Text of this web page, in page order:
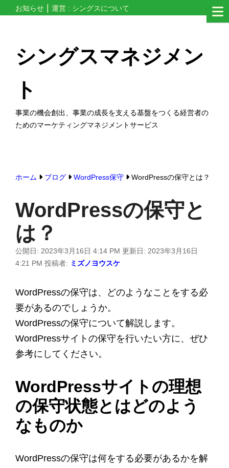
お知らせ 運営 : シングスについて
シングスマネジメン
ト
事業の機会創出、事業の成長を支える基盤をつくる経営者の
ためのマーケティングマネジメントサービス
ホーム ブログ WordPress保守 WordPressの保守とは？
WordPressの保守と
は？
公開日: 2023年3月16日 4:14 PM 更新日: 2023年3月16日
4:21 PM 投稿者: ミズノヨウスケ
WordPressの保守は、どのようなことをする必
要があるのでしょうか。
WordPressの保守について解説します。
WordPressサイトの保守を行いたい方に、ぜひ
参考にしてください。
WordPressサイトの理想
の保守状態とはどのよう
なものか
WordPressの保守は何をする必要があるかを解